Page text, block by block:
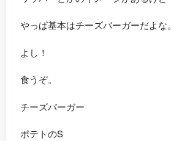
やっぱ基本はチーズバーガーだよな。
よし！
食うぞ。
チーズバーガー
ポテトのS